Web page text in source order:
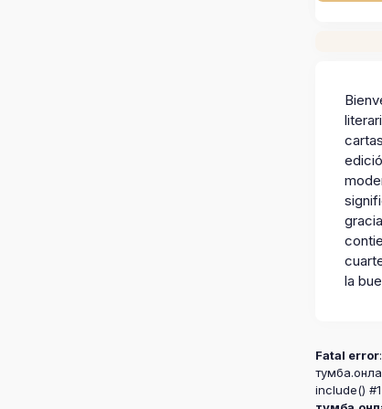
la
Fatal error
include()